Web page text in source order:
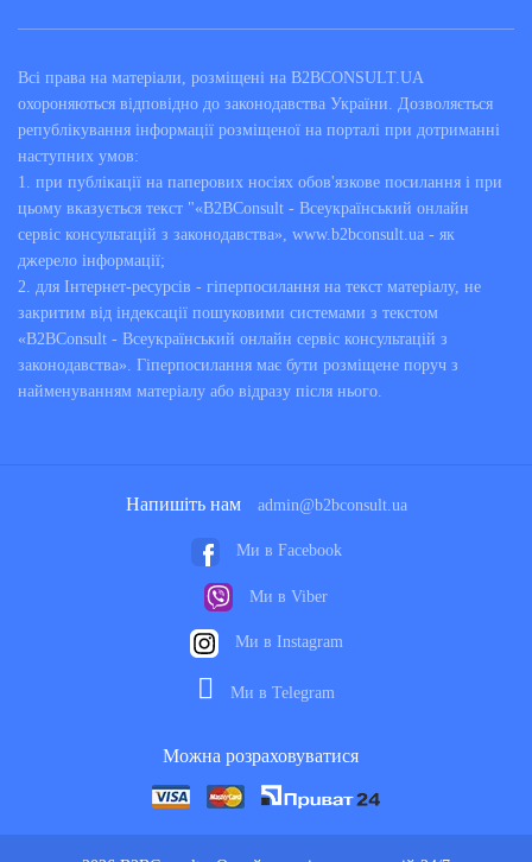
Всі права на матеріали, розміщені на B2BCONSULT.UA
охороняються відповідно до законодавства України. Дозволяється
републікування інформації розміщеної на порталі при дотриманні
наступних умов:
1. при публікації на паперових носіях обов'язкове посилання і при
цьому вказується текст "«B2BConsult - Всеукраїнський онлайн
сервіс консультацій з законодавства», www.b2bconsult.ua - як
джерело інформації;
2. для Інтернет-ресурсів - гіперпосилання на текст матеріалу, не
закритим від індексації пошуковими системами з текстом
«B2BConsult - Всеукраїнський онлайн сервіс консультацій з
законодавства». Гіперпосилання має бути розміщене поруч з
найменуванням матеріалу або відразу після нього.
Напишіть нам admin@b2bconsult.ua
Ми в Facebook
Ми в Viber
Ми в Instagram
Ми в Telegram
Можна розраховуватися